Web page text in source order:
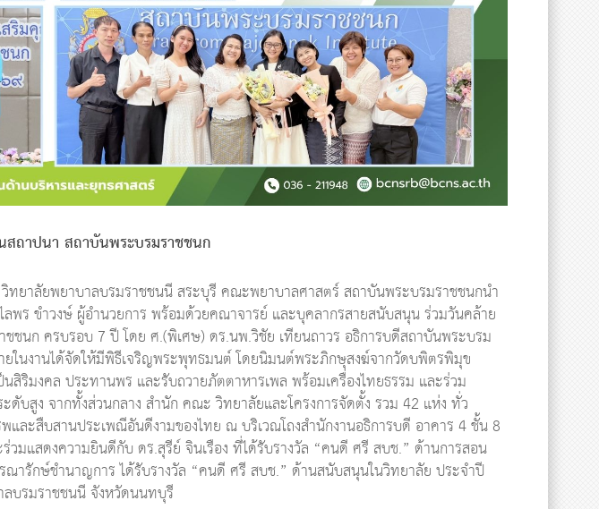
ถาปนา สถาบันพระบรมราชชนก
ยาลัยพยาบาลบรมราชชนนี สระบุรี คณะพยาบาลศาสตร์ สถาบันพระบรมราชชนกนำ
ลพร ขำวงษ์ ผู้อำนวยการ พร้อมด้วยคณาจารย์ และบุคลากรสายสนับสนุน ร่วมวันคล้าย
ชนก ครบรอบ 7 ปี โดย ศ.(พิเศษ) ดร.นพ.วิชัย เทียนถาวร อธิการบดีสถาบันพระบรม
ยในงานได้จัดให้มีพิธีเจริญพระพุทธมนต์ โดยนิมนต์พระภิกษุสงฆ์จากวัดบพิตรพิมุข
สิริมงคล ประทานพร และรับถวายภัตตาหารเพล พร้อมเครื่องไทยธรรม และร่วม
ดับสูง จากทั้งส่วนกลาง สำนัก คณะ วิทยาลัยและโครงการจัดตั้ง รวม 42 แห่ง ทั่ว
และสืบสานประเพณีอันดีงามของไทย ณ บริเวณโถงสำนักงานอธิการบดี อาคาร 4 ชั้น 8
มแสดงความยินดีกับ ดร.สุรีย์ จินเรือง ที่ได้รับรางวัล “คนดี ศรี สบช.” ด้านการสอน
ารักษ์ชำนาญการ ได้รับรางวัล “คนดี ศรี สบช.” ด้านสนับสนุนในวิทยาลัย ประจำปี
บรมราชชนนี จังหวัดนนทบุรี